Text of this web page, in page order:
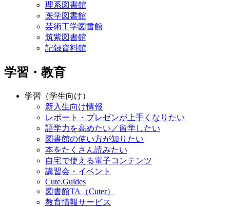
理系図書館
医学図書館
芸術工学図書館
筑紫図書館
記録資料館
学習・教育
学習（学生向け）
新入生向け情報
レポート・プレゼンが上手くなりたい
語学力を高めたい／留学したい
図書館の使い方が知りたい
本をたくさん読みたい
自宅で使える電子コンテンツ
講習会・イベント
Cute.Guides
図書館TA（Cuter）
教育情報サービス